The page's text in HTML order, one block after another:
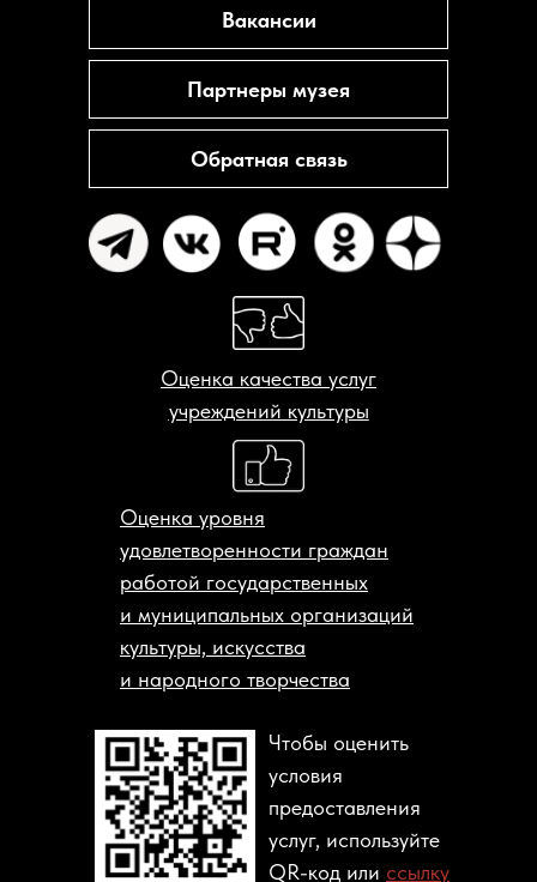
Оценка качества услуг
учреждений культуры
Вакансии
Обратная связь
Партнеры музея
Чтобы оценить
условия
предоставления
услуг, используйте
QR-код или ссылку
Оценка уровня
удовлетворенности граждан
работой государственных
и муниципальных организаций
культуры, искусства
и народного творчества